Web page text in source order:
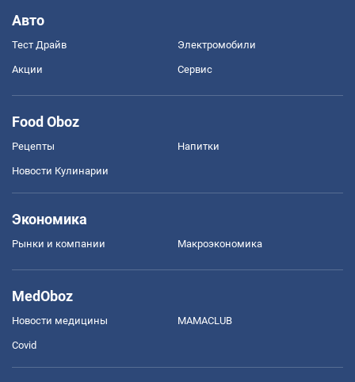
Авто
Тест Драйв Электромобили
Акции Сервис
Food Oboz
Рецепты Напитки
Новости Кулинарии
Экономика
Рынки и компании Mакроэкономика
MedOboz
Новости медицины MAMACLUB
Covid